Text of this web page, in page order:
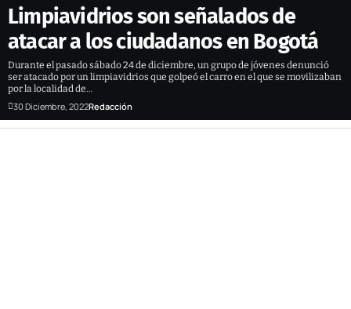
Limpiavidrios son señalados de
atacar a los ciudadanos en Bogotá
Durante el pasado sábado 24 de diciembre, un grupo de jóvenes denunció
ser atacado por un limpiavidrios que golpeó el carro en el que se movilizaban
por la localidad de…
30 Diciembre, 2022Redacción